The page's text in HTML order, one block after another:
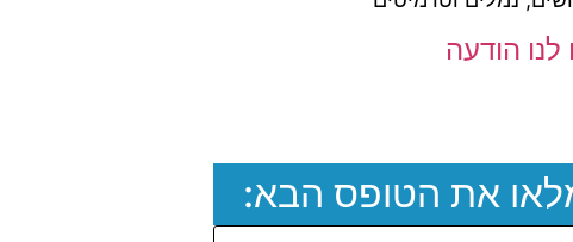
הודעה
את הטופס הבא: